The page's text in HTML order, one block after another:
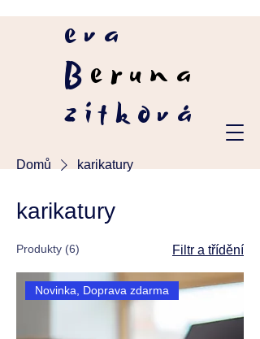
eva
B eruna
zítková
Domů karikatury
karikatury
Produkty (6) Filtr a třídění
Novinka, Doprava zdarma